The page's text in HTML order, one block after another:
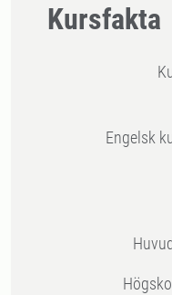
Kursfakta
Engelsk